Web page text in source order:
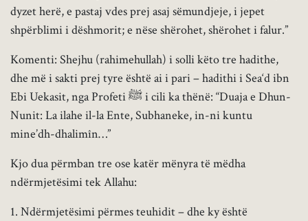
dyzet herë, e pastaj vdes prej asaj sëmundjeje, i jepet
shpërblimi i dëshmorit; e nëse shërohet, shërohet i falur.”
Komenti: Shejhu (rahimehullah) i solli këto tre hadithe,
dhe më i sakti prej tyre është ai i pari – hadithi i Sea‘d ibn
Ebi Uekasit, nga Profeti ﷺ i cili ka thënë: “Duaja e Dhun-
Nunit: La ilahe il-la Ente, Subhaneke, in-ni kuntu
mine’dh-dhalimîn…”
Kjo dua përmban tre ose katër mënyra të mëdha
ndërmjetësimi tek Allahu:
1. Ndërmjetësimi përmes teuhidit – dhe ky është